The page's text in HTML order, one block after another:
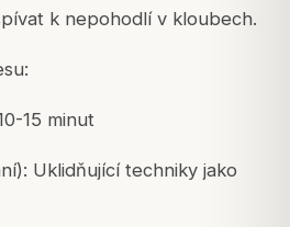
k nepohodlí v kloubech.
15 minut
Uklidňující techniky jako